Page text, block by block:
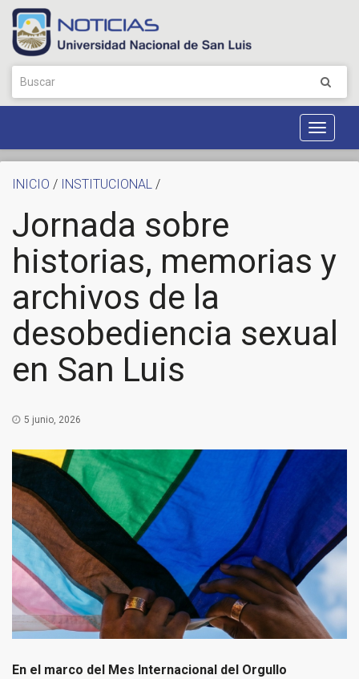
Toggle
INICIO / INSTITUCIONAL /
Jornada sobre
historias, memorias y
archivos de la
desobediencia sexual
en San Luis
5 junio, 2026
En el marco del Mes Internacional del Orgullo